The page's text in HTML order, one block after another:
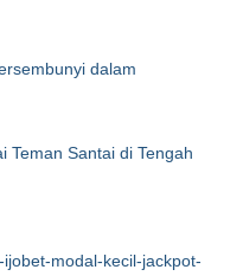
dalam
Teman Santai di Tengah
modal-kecil-jackpot-